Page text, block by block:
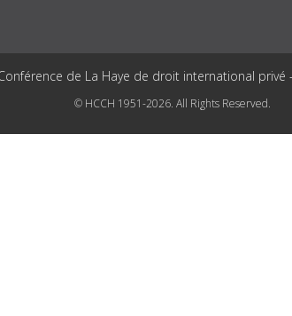
de La Haye de droit international
© HCCH 1951-2026. All Rights Reserved.